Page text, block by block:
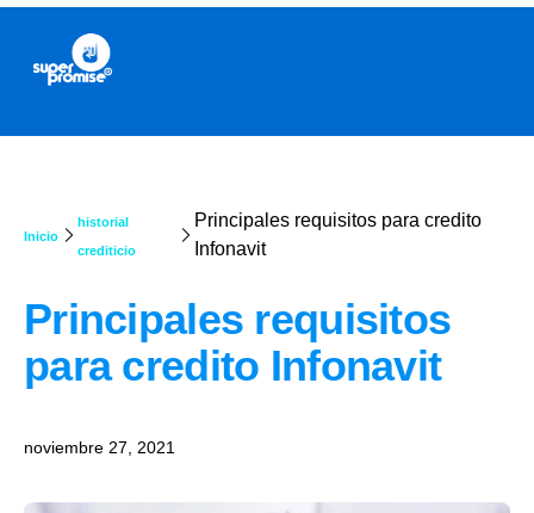
Inicio
historial
crediticio
Principales requisitos para credito
Infonavit
Principales requisitos
para credito Infonavit
noviembre 27, 2021